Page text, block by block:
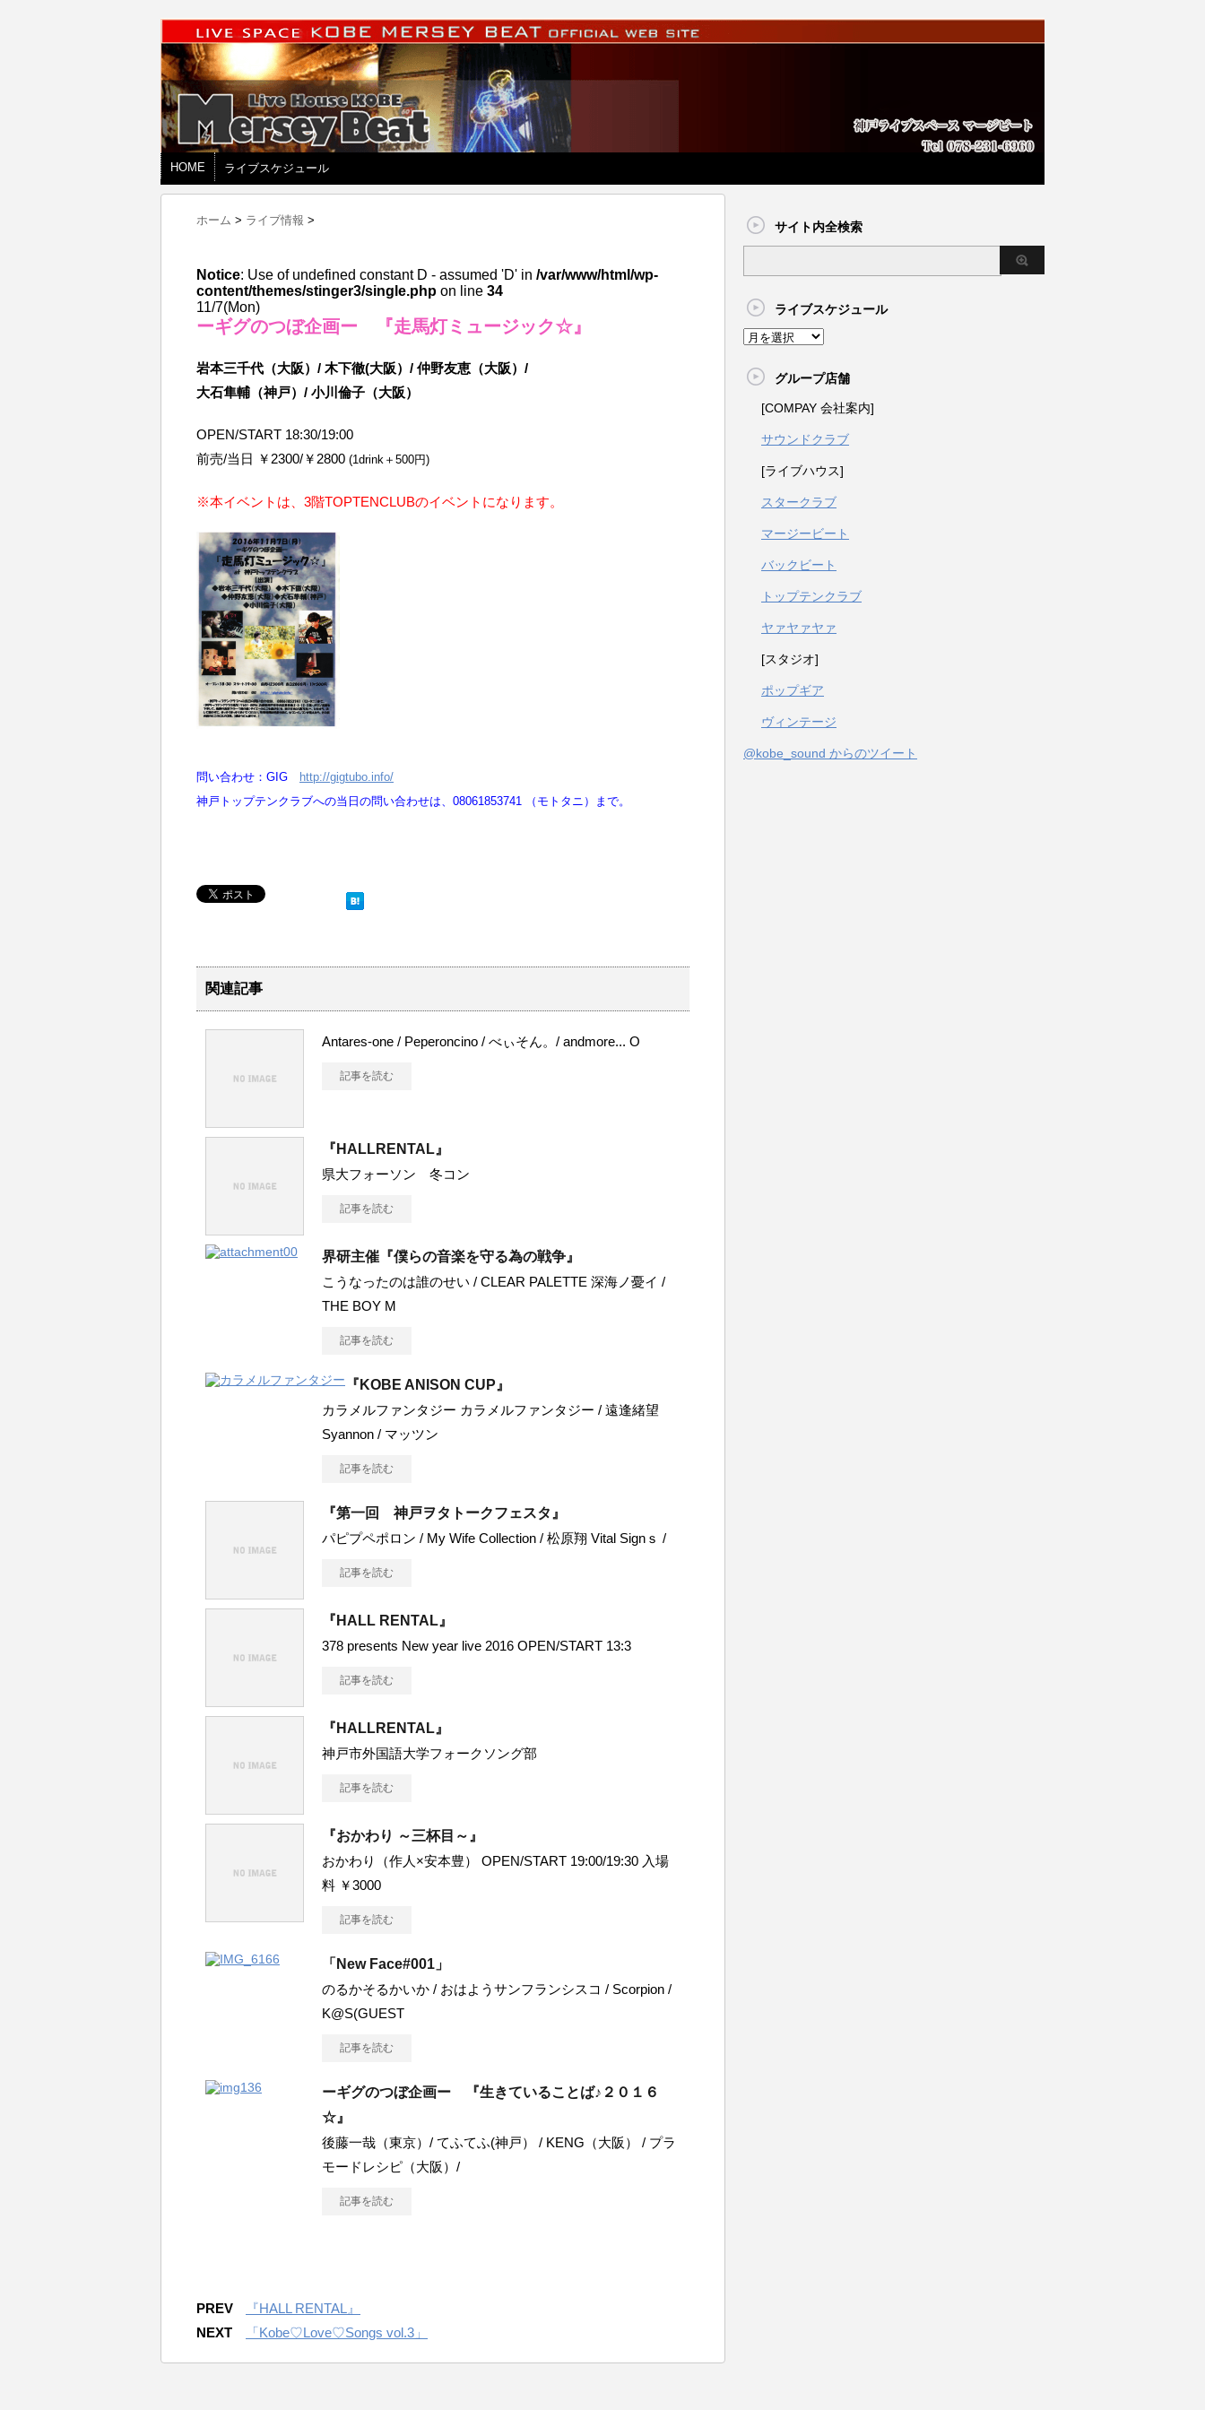
HOME ライブスケジュール
ホーム > ライブ情報 >
Notice: Use of undefined constant D - assumed 'D' in /var/www/html/wp-
content/themes/stinger3/single.php on line 34
11/7(Mon)
ーギグのつぼ企画ー 『走馬灯ミュージック☆』
岩本三千代（大阪）/ 木下徹(大阪）/ 仲野友恵（大阪）/
大石隼輔（神戸）/ 小川倫子（大阪）
OPEN/START 18:30/19:00
前売/当日 ￥2300/￥2800 (1drink＋500円)
※本イベントは、3階TOPTENCLUBのイベントになります。
問い合わせ：GIG
http://gigtubo.info/
神戸トップテンクラブへの当日の問い合わせは、08061853741 （モトタニ）まで。
関連記事
Antares-one / Peperoncino / べぃそん。/ andmore... O
記事を読む
『HALLRENTAL』
県大フォーソン 冬コン
記事を読む
界研主催『僕らの音楽を守る為の戦争』
こうなったのは誰のせい / CLEAR PALETTE 深海ノ憂イ /
THE BOY M
記事を読む
『KOBE ANISON CUP』
カラメルファンタジー カラメルファンタジー / 遠逢緒望
Syannon / マッツン
記事を読む
『第一回 神戸ヲタトークフェスタ』
パピプペポロン / My Wife Collection / 松原翔 Vital Signｓ /
記事を読む
『HALL RENTAL』
378 presents New year live 2016 OPEN/START 13:3
記事を読む
『HALLRENTAL』
神戸市外国語大学フォークソング部
記事を読む
『おかわり ～三杯目～』
おかわり（作人×安本豊） OPEN/START 19:00/19:30 入場
料 ￥3000
記事を読む
「New Face#001」
のるかそるかいか / おはようサンフランシスコ / Scorpion /
K@S(GUEST
記事を読む
ーギグのつぼ企画ー 『生きていることば♪２０１６
☆』
後藤一哉（東京）/ てふてふ(神戸） / KENG（大阪） / プラ
モードレシピ（大阪）/
記事を読む
PREV
『HALL RENTAL』
NEXT
「Kobe♡Love♡Songs vol.3」
サイト内全検索
ライブスケジュール
グループ店舗
[COMPAY 会社案内]
サウンドクラブ
[ライブハウス]
スタークラブ
マージービート
バックビート
トップテンクラブ
ヤァヤァヤァ
[スタジオ]
ポップギア
ヴィンテージ
@kobe_sound からのツイート